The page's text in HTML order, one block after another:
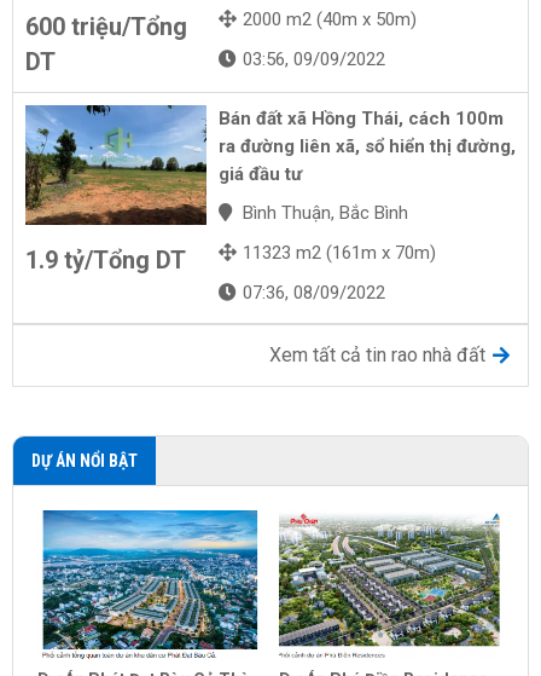
600 triệu/Tổng
DT
2000 m2 (40m x 50m)
03:56, 09/09/2022
1.9 tỷ/Tổng DT
Bán đất xã Hồng Thái, cách 100m
ra đường liên xã, sổ hiển thị đường,
giá đầu tư
Bình Thuận, Bắc Bình
11323 m2 (161m x 70m)
07:36, 08/09/2022
Xem tất cả tin rao nhà đất
DỰ ÁN NỔI BẬT